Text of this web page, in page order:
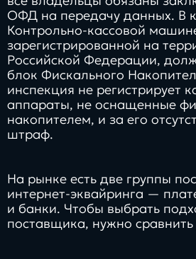
ОФД на передачу данных. В
Контрольно-кассовой
зарегистрированной на
Российской Федерации,
блок Фискального
инспекция не регистрирует
аппараты, не оснащенные
накопителем, и за его
штраф.
На рынке есть две группы
интернет-эквайринга —
и банки. Чтобы выбрать
поставщика, нужно сравнить